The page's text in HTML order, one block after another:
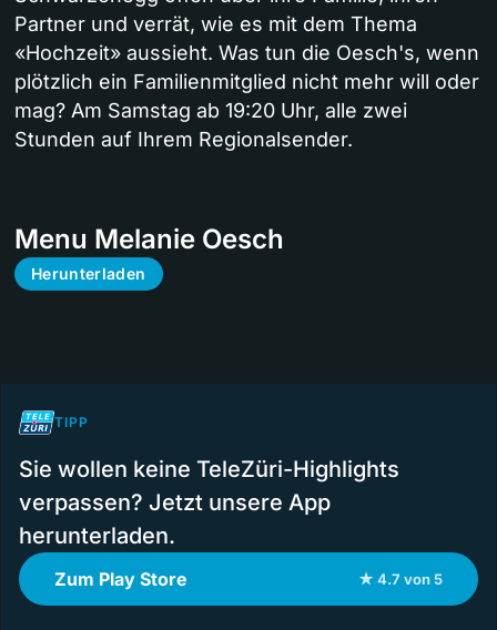
Partner und verrät, wie es mit dem Thema
«Hochzeit» aussieht. Was tun die Oesch's, wenn
plötzlich ein Familienmitglied nicht mehr will oder
mag? Am Samstag ab 19:20 Uhr, alle zwei
Stunden auf Ihrem Regionalsender.
Menu Melanie Oesch
Herunterladen
TIPP
Sie wollen keine TeleZüri-Highlights
verpassen? Jetzt unsere App
herunterladen.
Zum Play Store ★ 4.7 von 5